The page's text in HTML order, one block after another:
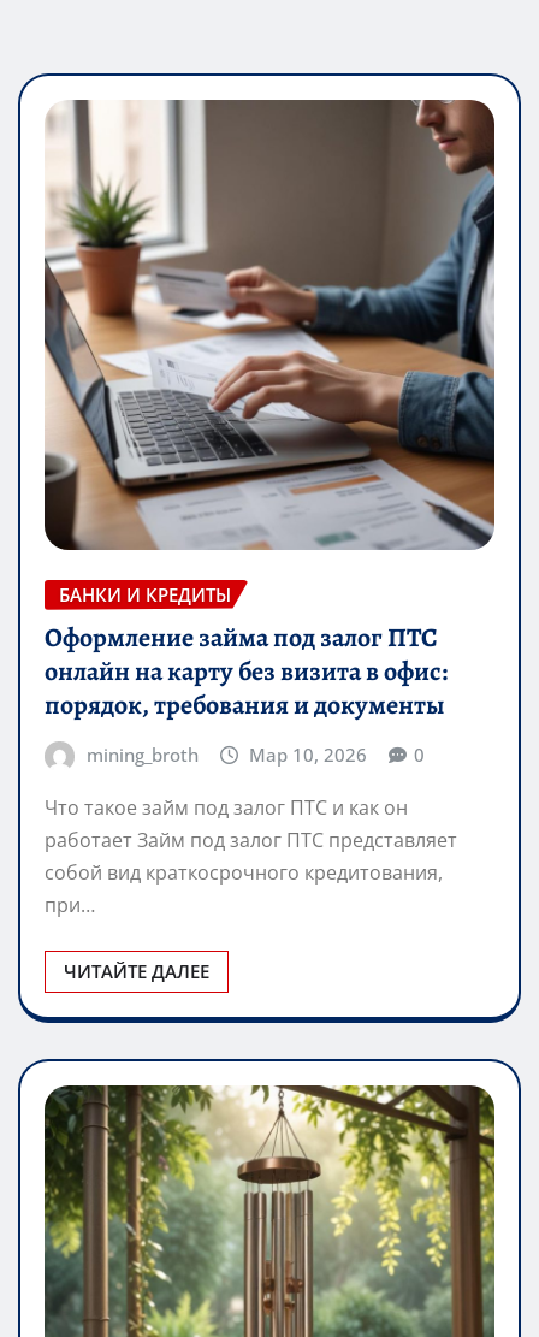
БАНКИ И КРЕДИТЫ
Оформление займа под залог ПТС
онлайн на карту без визита в офис:
порядок, требования и документы
Что такое займ под залог ПТС и как он
работает Займ под залог ПТС представляет
собой вид краткосрочного кредитования,